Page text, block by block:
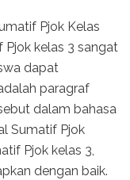
Pjok Kelas
Pjok kelas 3 sangat
dapat
paragraf
dalam bahasa
Sumatif Pjok
Pjok kelas 3,
dengan baik.